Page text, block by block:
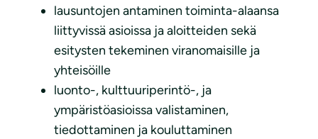
lausuntojen antaminen toiminta-alaansa
liittyvissä asioissa ja aloitteiden sekä
esitysten tekeminen viranomaisille ja
yhteisöille
luonto-, kulttuuriperintö-, ja
ympäristöasioissa valistaminen,
tiedottaminen ja kouluttaminen